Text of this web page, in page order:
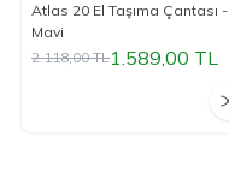
Atlas 20 El Taşıma Çantası -
Mavi
2.118,00TL1.589,00 TL